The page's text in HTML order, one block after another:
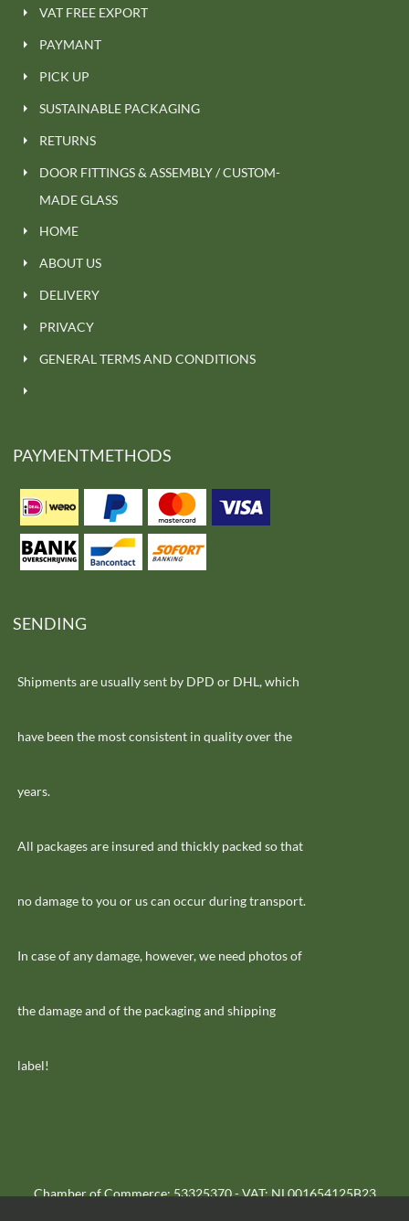
VAT FREE EXPORT
PAYMANT
PICK UP
SUSTAINABLE PACKAGING
RETURNS
DOOR FITTINGS & ASSEMBLY / CUSTOM-
MADE GLASS
HOME
ABOUT US
DELIVERY
PRIVACY
GENERAL TERMS AND CONDITIONS
PAYMENTMETHODS
SENDING
Shipments are usually sent by DPD or DHL, which
have been the most consistent in quality over the
years.
All packages are insured and thickly packed so that
no damage to you or us can occur during transport.
In case of any damage, however, we need photos of
the damage and of the packaging and shipping
label!
Chamber of Commerce: 53325370 - VAT: NL001654125B23